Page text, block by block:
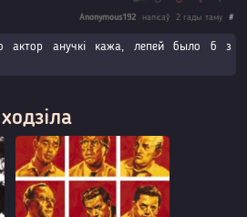
Anonymous192 напісаў 2 гады таму #
актор анучкі кажа, лепей было б з